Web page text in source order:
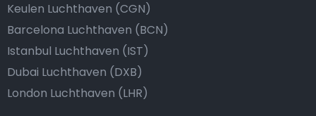
Keulen Luchthaven (CGN)
Barcelona Luchthaven (BCN)
Istanbul Luchthaven (IST)
Dubai Luchthaven (DXB)
London Luchthaven (LHR)